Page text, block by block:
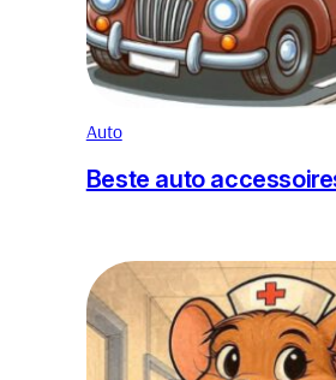
Auto
Beste auto